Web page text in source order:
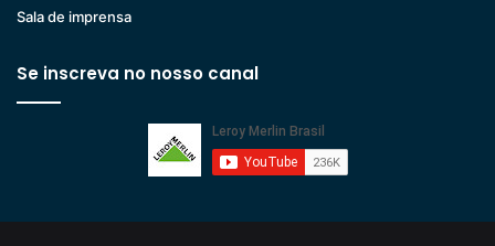
Sala de imprensa
Se inscreva no nosso canal